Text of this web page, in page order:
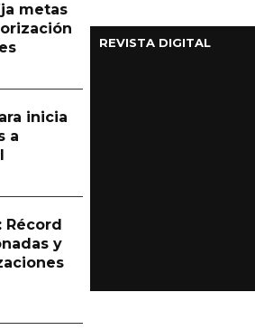
metas
inicia
a
Récord
y
REVISTA DIGITAL